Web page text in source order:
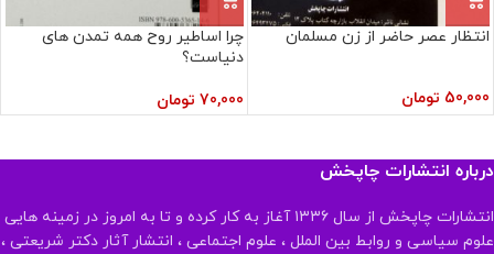
انتظار عصر حاضر از زن مسلمان
50,000 تومان
چرا اساطیر روح همه تمدن های
دنیاست؟
70,000 تومان
درباره انتشارات چاپخش
انتشارات چاپخش از سال ۱۳۳۶ آغاز به کار کرده و تا به امروز در زمینه هایی
علوم سیاسی و روابط بین الملل ، علوم اجتماعی ، انتشار آثار دکتر شریعتی ،